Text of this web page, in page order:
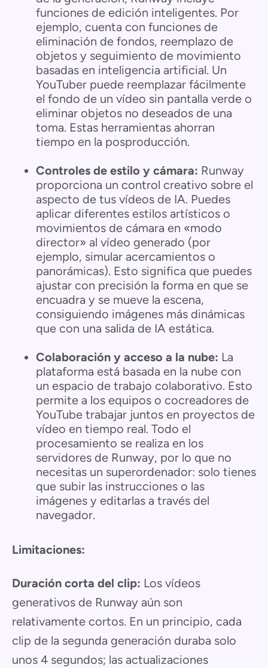
funciones de edición inteligentes. Por
ejemplo, cuenta con funciones de
eliminación de fondos, reemplazo de
objetos y seguimiento de movimiento
basadas en inteligencia artificial. Un
YouTuber puede reemplazar fácilmente
el fondo de un vídeo sin pantalla verde o
eliminar objetos no deseados de una
toma. Estas herramientas ahorran
tiempo en la posproducción.
Controles de estilo y cámara: Runway
proporciona un control creativo sobre el
aspecto de tus vídeos de IA. Puedes
aplicar diferentes estilos artísticos o
movimientos de cámara en «modo
director» al vídeo generado (por
ejemplo, simular acercamientos o
panorámicas). Esto significa que puedes
ajustar con precisión la forma en que se
encuadra y se mueve la escena,
consiguiendo imágenes más dinámicas
que con una salida de IA estática.
Colaboración y acceso a la nube: La
plataforma está basada en la nube con
un espacio de trabajo colaborativo. Esto
permite a los equipos o cocreadores de
YouTube trabajar juntos en proyectos de
vídeo en tiempo real. Todo el
procesamiento se realiza en los
servidores de Runway, por lo que no
necesitas un superordenador: solo tienes
que subir las instrucciones o las
imágenes y editarlas a través del
navegador.
Limitaciones:
Duración corta del clip: Los vídeos
generativos de Runway aún son
relativamente cortos. En un principio, cada
clip de la segunda generación duraba solo
unos 4 segundos; las actualizaciones